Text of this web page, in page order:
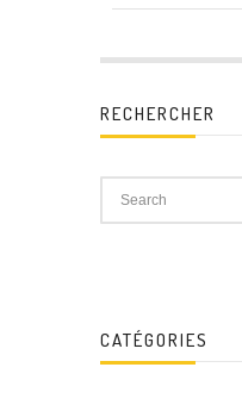
RECHERCHER
CATÉGORIES